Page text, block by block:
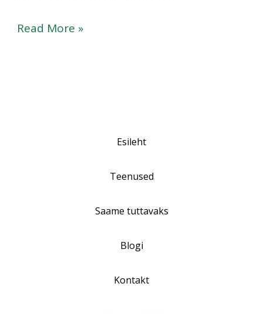
Read More »
Esileht
Teenused
Saame tuttavaks
Blogi
Kontakt